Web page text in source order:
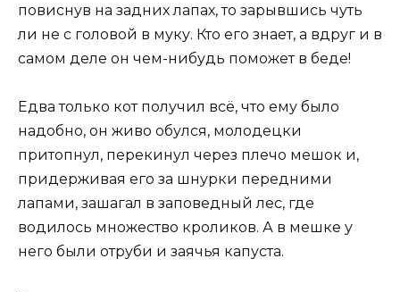
повиснув на задних лапах, то зарывшись чуть
ли не с головой в муку. Кто его знает, а вдруг и в
самом деле он чем-нибудь поможет в беде!
Едва только кот получил всё, что ему было
надобно, он живо обулся, молодецки
притопнул, перекинул через плечо мешок и,
придерживая его за шнурки передними
лапами, зашагал в заповедный лес, где
водилось множество кроликов. А в мешке у
него были отруби и заячья капуста.